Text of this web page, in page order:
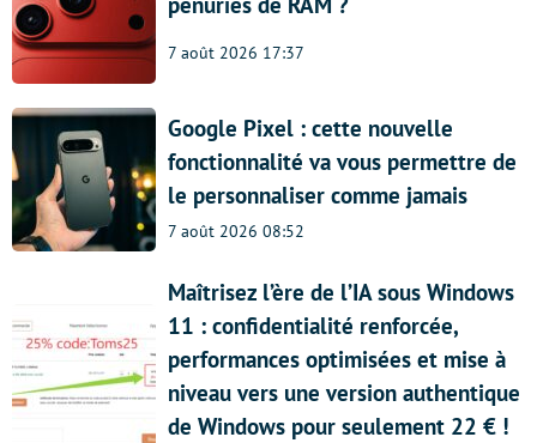
7 août 2026 17:37
Google Pixel : cette nouvelle
fonctionnalité va vous permettre de
le personnaliser comme jamais
7 août 2026 08:52
Maîtrisez l’ère de l’IA sous Windows
11 : confidentialité renforcée,
performances optimisées et mise à
niveau vers une version authentique
de Windows pour seulement 22 € !